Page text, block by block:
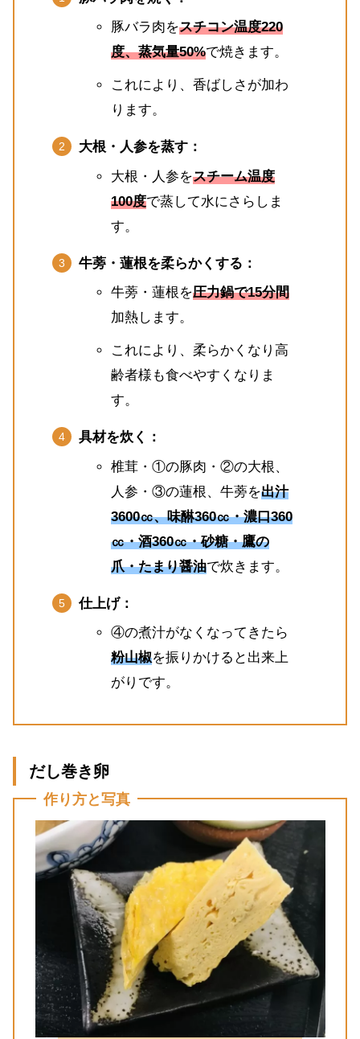
豚バラ肉をスチコン温度220
度、蒸気量50%で焼きます。
これにより、香ばしさが加わ
ります。
大根・人参を蒸す：
大根・人参をスチーム温度
100度で蒸して水にさらしま
す。
牛蒡・蓮根を柔らかくする：
牛蒡・蓮根を圧力鍋で15分間
加熱します。
これにより、柔らかくなり高
齢者様も食べやすくなりま
す。
具材を炊く：
椎茸・①の豚肉・②の大根、
人参・③の蓮根、牛蒡を出汁
3600㏄、味醂360㏄・濃口360
㏄・酒360㏄・砂糖・鷹の
爪・たまり醤油で炊きます。
仕上げ：
④の煮汁がなくなってきたら
粉山椒を振りかけると出来上
がりです。
だし巻き卵
作り方と写真